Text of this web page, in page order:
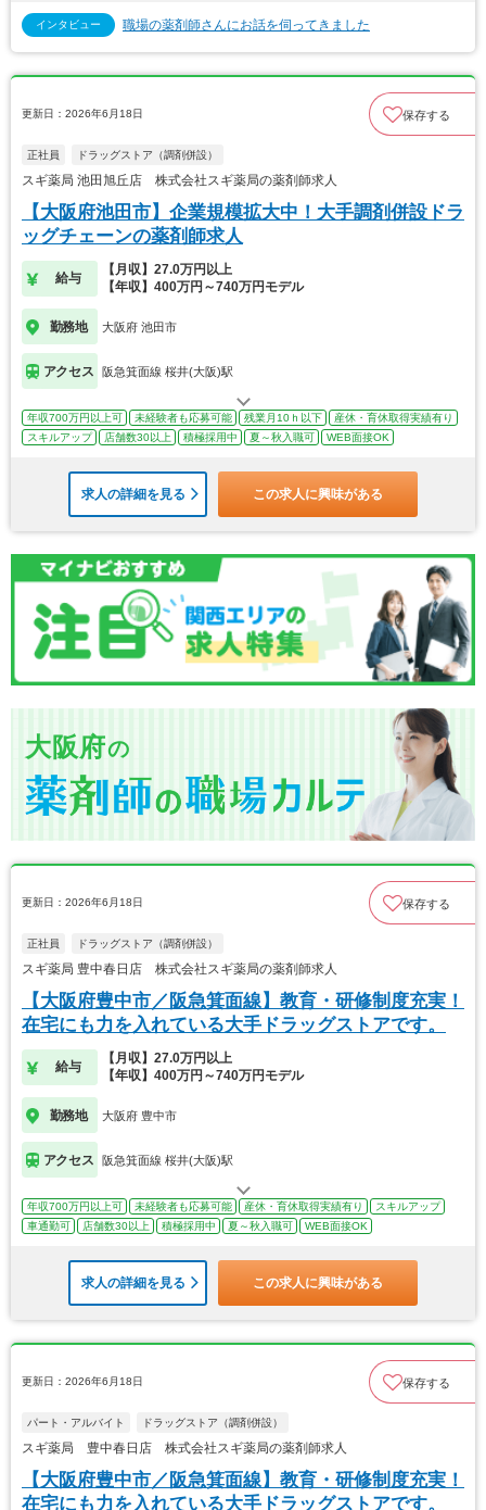
インタビュー 職場の薬剤師さんにお話を伺ってきました
更新日：2026年6月18日 保存する
正社員 ドラッグストア（調剤併設）
スギ薬局 池田旭丘店 株式会社スギ薬局の薬剤師求人
【大阪府池田市】企業規模拡大中！大手調剤併設ドラ
ッグチェーンの薬剤師求人
給与
【月収】27.0万円以上
【年収】400万円～740万円モデル
勤務地 大阪府 池田市
アクセス 阪急箕面線 桜井(大阪)駅
年収700万円以上可 未経験者も応募可能 残業月10ｈ以下
産休・育休取得実績有り
スキルアップ
店舗数30以上 積極採用中 夏～秋入職可 WEB面接OK
求人の詳細を見る この求人に興味がある
大阪府の
更新日：2026年6月18日 保存する
正社員 ドラッグストア（調剤併設）
スギ薬局 豊中春日店 株式会社スギ薬局の薬剤師求人
【大阪府豊中市／阪急箕面線】教育・研修制度充実！
在宅にも力を入れている大手ドラッグストアです。
給与
【月収】27.0万円以上
【年収】400万円～740万円モデル
勤務地 大阪府 豊中市
アクセス 阪急箕面線 桜井(大阪)駅
年収700万円以上可 未経験者も応募可能 産休・育休取得実績有り
スキルアップ
車通勤可
店舗数30以上 積極採用中 夏～秋入職可 WEB面接OK
求人の詳細を見る この求人に興味がある
更新日：2026年6月18日 保存する
パート・アルバイト ドラッグストア（調剤併設）
スギ薬局 豊中春日店 株式会社スギ薬局の薬剤師求人
【大阪府豊中市／阪急箕面線】教育・研修制度充実！
在宅にも力を入れている大手ドラッグストアです。